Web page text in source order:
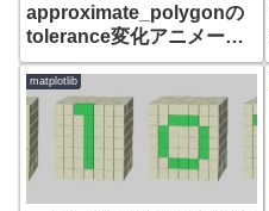
approximate_polygonの
tolerance変化アニメーシ
ョン
matplotlib